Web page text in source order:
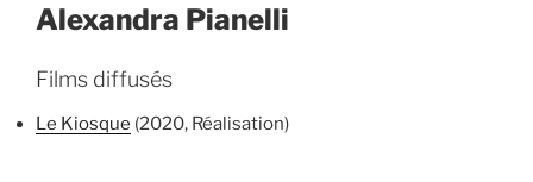
Alexandra Pianelli
Films diffusés
Le Kiosque (2020, Réalisation)